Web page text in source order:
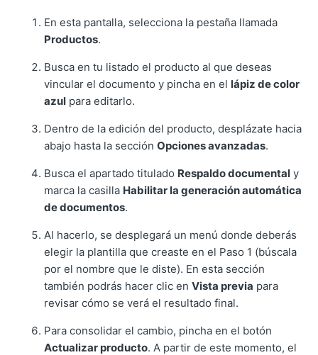
En esta pantalla, selecciona la pestaña llamada
Productos.
Busca en tu listado el producto al que deseas
vincular el documento y pincha en el lápiz de color
azul para editarlo.
Dentro de la edición del producto, desplázate hacia
abajo hasta la secciónOpciones avanzadas.
Busca el apartado titulado Respaldo documental y
marca la casilla Habilitar la generación automática
de documentos.
Al hacerlo, se desplegará un menú donde deberás
elegir la plantilla que creaste en el Paso 1 (búscala
por el nombre que le diste). En esta sección
también podrás hacer clic enVista previa para
revisar cómo se verá el resultado final.
Para consolidar el cambio, pincha en el botón
Actualizar producto. A partir de este momento, el